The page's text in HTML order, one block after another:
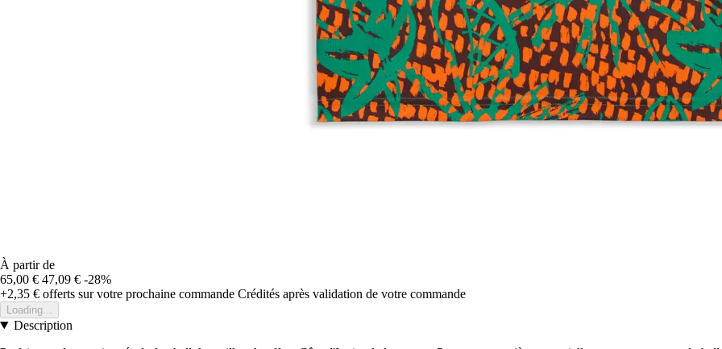
À partir de
65,00 € 47,09 € -28%
+2,35 € offerts sur votre prochaine commande Crédités après validation de votre commande
Loading...
Description